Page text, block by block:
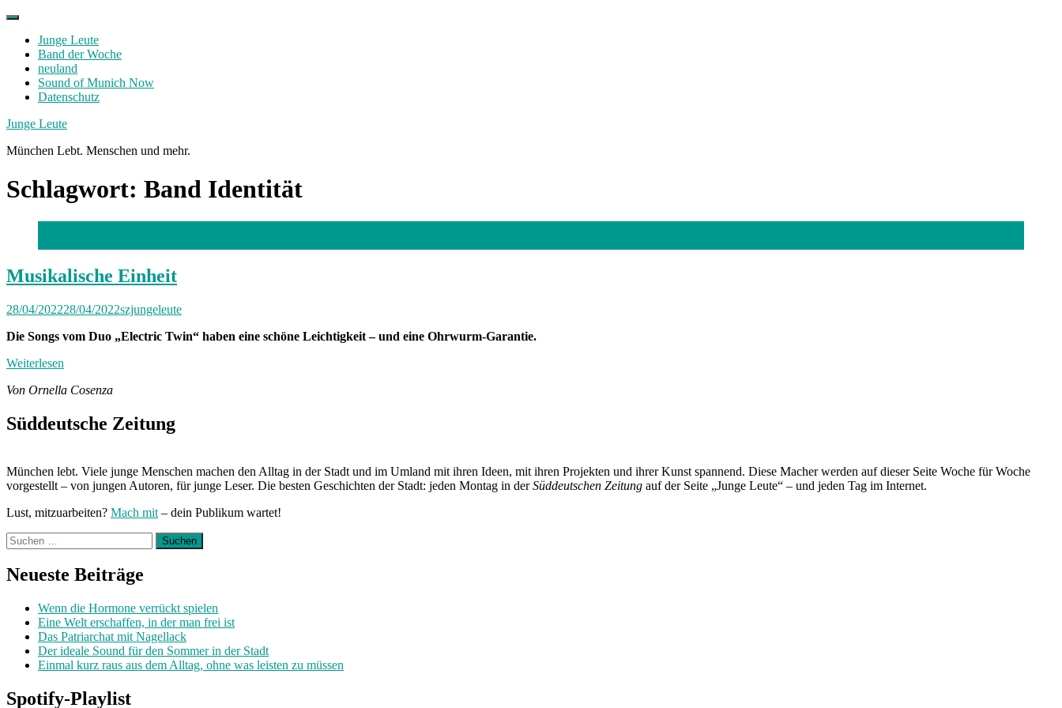
Skip
contentJunge Leute
Band der Woche
neuland
Sound of Munich Now
Datenschutz
Facebook
Twitter
Instagram
Junge Leute
München Lebt. Menschen und mehr.
Schlagwort: Band Identität
Musikalische Einheit
28/04/202228/04/2022szjungeleute
Die Songs vom Duo „Electric Twin“ haben eine schöne Leichtigkeit – und eine Ohrwurm-Garantie.
Weiterlesen
Von Ornella Cosenza
Süddeutsche Zeitung
München lebt. Viele junge Menschen machen den Alltag in der Stadt und im Umland mit ihren Ideen, mit ihren Projekten und ihrer Kunst spannend. Diese Macher werden auf dieser Seite Woche für Woche
vorgestellt – von jungen Autoren, für junge Leser. Die besten Geschichten der Stadt: jeden Montag in derSüddeutschen Zeitung auf der Seite „Junge Leute“ – und jeden Tag im Internet.
Lust, mitzuarbeiten? Mach mit – dein Publikum wartet!
Suchen
nach:
Neueste Beiträge
Wenn die Hormone verrückt spielen
Eine Welt erschaffen, in der man frei ist
Das Patriarchat mit Nagellack
Der ideale Sound für den Sommer in der Stadt
Einmal kurz raus aus dem Alltag, ohne was leisten zu müssen
Spotify-Playlist